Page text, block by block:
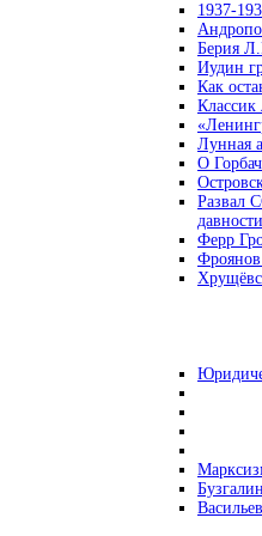
1937-
Берия
Иудин
Как
Лунная
О
Развал
давности
Ферр